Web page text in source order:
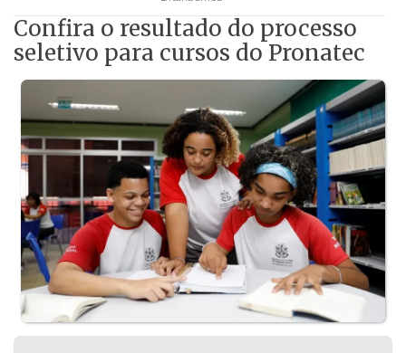
Confira o resultado do processo
seletivo para cursos do Pronatec